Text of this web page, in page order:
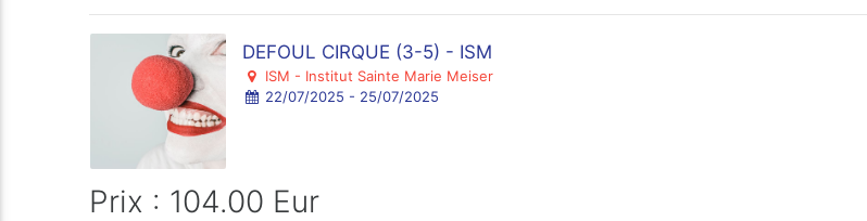
DEFOUL CIRQUE (3-5) - ISM
ISM - Institut Sainte Marie Meiser
22/07/2025 - 25/07/2025
Prix : 104.00 Eur